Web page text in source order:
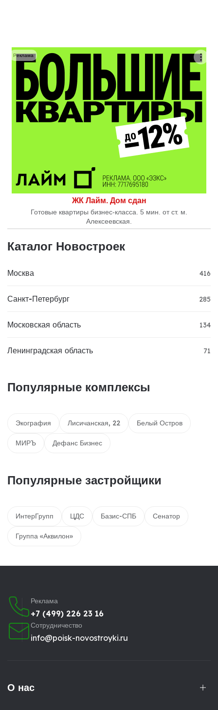
ЖК Лайм. Дом сдан
Готовые квартиры бизнес-класса. 5 мин. от ст. м.
Алексеевская.
Реклама
Каталог Новостроек
Москва 416
Санкт-Петербург 285
Московская область 134
Ленинградская область 71
Популярные комплексы
Экография Лисичанская, 22 Белый Остров
МИРЪ Дефанс Бизнес
Популярные застройщики
ИнтерГрупп ЦДС Базис-СПБ Сенатор
Группа «Аквилон»
Реклама
+7 (499) 226 23 16
Сотрудничество
info@poisk-novostroyki.ru
О нас